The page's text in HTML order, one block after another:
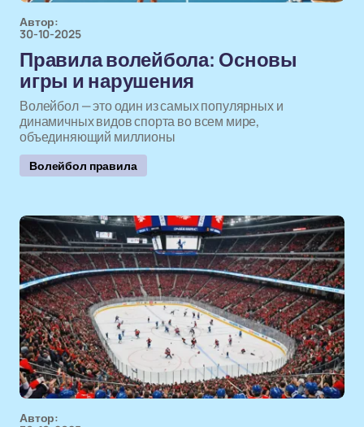
Автор:
30-10-2025
Правила волейбола: Основы
игры и нарушения
Волейбол — это один из самых популярных и
динамичных видов спорта во всем мире,
объединяющий миллионы
Волейбол правила
Автор: